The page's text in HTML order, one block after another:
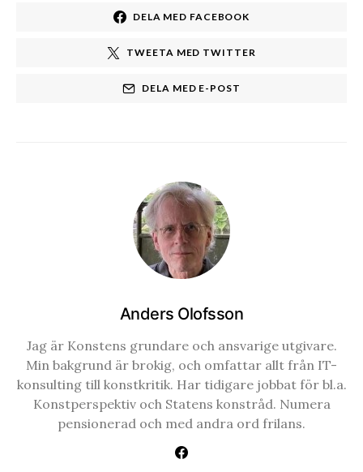
DELA MED FACEBOOK
TWEETA MED TWITTER
DELA MED E-POST
Anders Olofsson
Jag är Konstens grundare och ansvarige utgivare.
Min bakgrund är brokig, och omfattar allt från IT-
konsulting till konstkritik. Har tidigare jobbat för bl.a.
Konstperspektiv och Statens konstråd. Numera
pensionerad och med andra ord frilans.